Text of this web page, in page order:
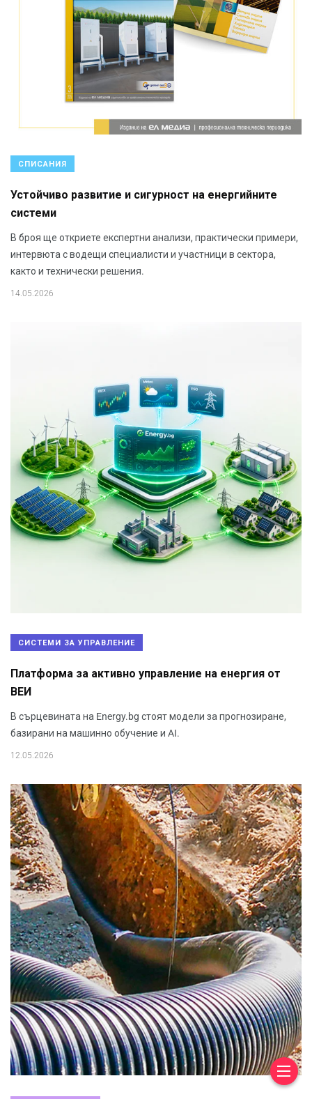
СПИСАНИЯ
Устойчиво развитие и сигурност на енергийните
системи
В броя ще откриете експертни анализи, практически примери,
интервюта с водещи специалисти и участници в сектора,
както и технически решения.
14.05.2026
СИСТЕМИ ЗА УПРАВЛЕНИЕ
Платформа за активно управление на енергия от
ВЕИ
В сърцевината на Energy.bg стоят модели за прогнозиране,
базирани на машинно обучение и AI.
12.05.2026